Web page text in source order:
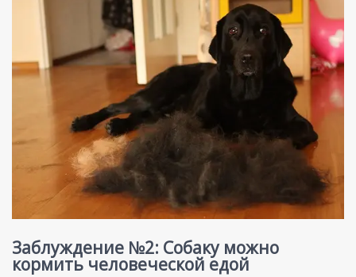
Заблуждение №2: Собаку можно
кормить человеческой едой